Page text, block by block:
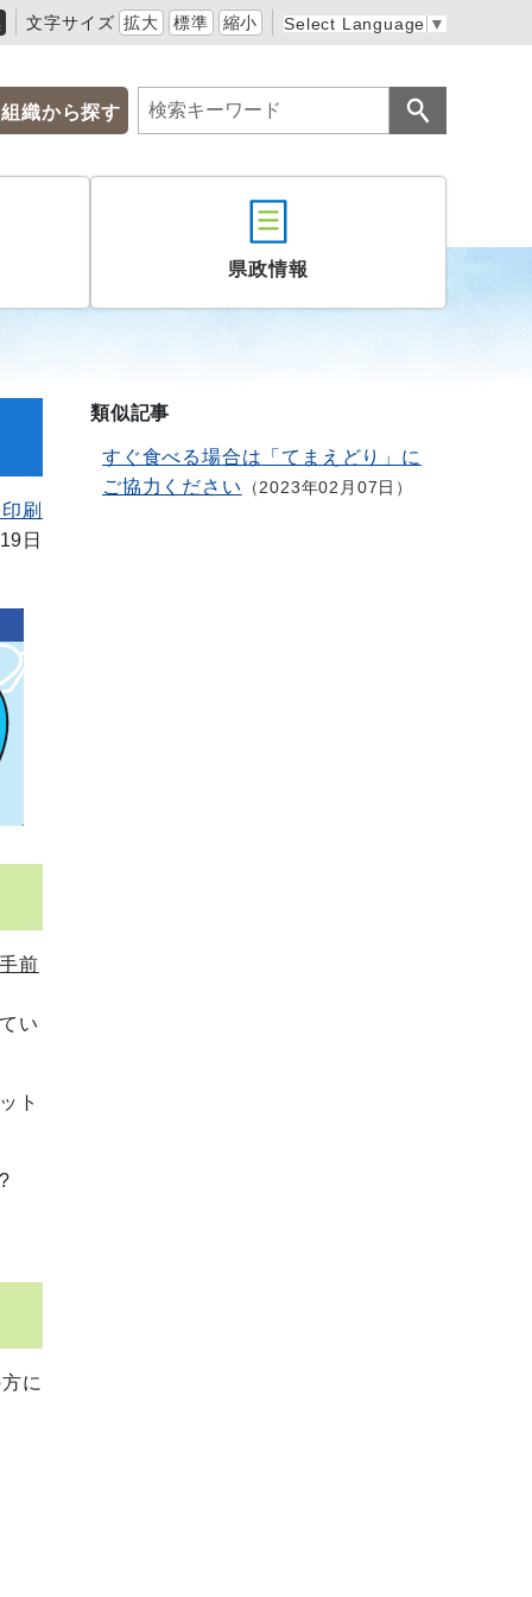
文字サイズ 拡大 標準 縮小 Select Language ▼
組織から探す
県政情報
刷
日
前
い
ト
に
類似記事
すぐ食べる場合は「てまえどり」に
ご協力ください
2023年02月07日